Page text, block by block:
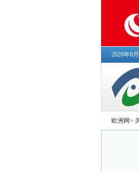
2026年8
欧洲网>